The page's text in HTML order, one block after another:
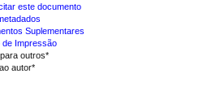
este documento
Suplementares
de Impressão
outros*
autor*